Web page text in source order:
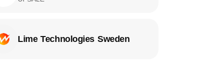
Lime Technologies Sweden